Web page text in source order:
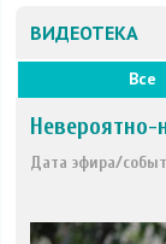
ВИДЕОТЕКА
Все
Дата эфира/